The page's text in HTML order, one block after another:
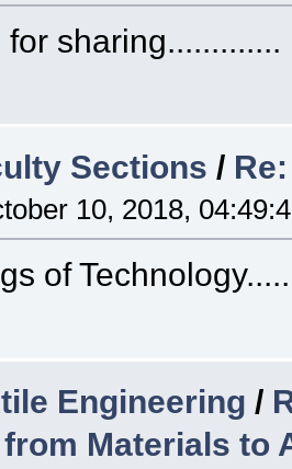
sharing.............
Sections / Re:
10, 2018,
of
Engineering /
Materials to